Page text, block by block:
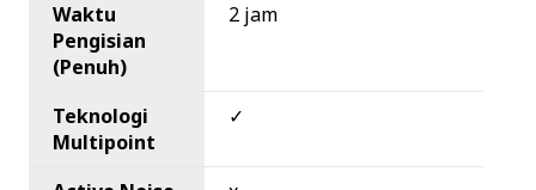
Waktu
Pengisian
(Penuh)
2 jam
Teknologi
Multipoint
✓